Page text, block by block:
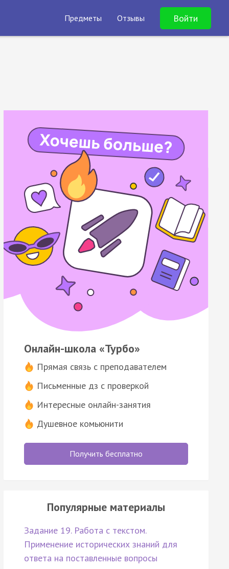
Предметы Отзывы Войти
Онлайн-школа «Турбо»
Прямая связь с преподавателем
Письменные дз с проверкой
Интересные онлайн-занятия
Душевное комьюнити
Получить бесплатно
Популярные материалы
Задание 19. Работа с текстом.
Применение исторических знаний для
ответа на поставленные вопросы